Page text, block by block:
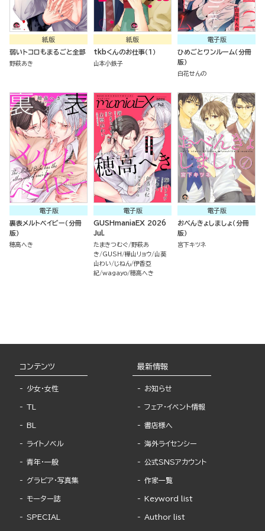
紙版
弱いトコロもまるごと全部
野萩あき
紙版
tkbくんのお仕事（１）
山本小鉄子
電子版
ひめごとワンルーム（分冊
版）
白花せんの
電子版
裏表メルトベイビー（分冊
版）
穂高へき
電子版
GUSHmaniaEX 2026
Jul.
たまきつむぐ 野萩あ
き
GUSH 樺山リョウ 山葵
山わい
じねん 伊香亞
紀 wagayo 穂高へき
電子版
おべんきょしましょ（分冊
版）
宮下キツネ
コンテンツ
少女・女性
TL
BL
ライトノベル
青年・一般
グラビア・写真集
モーター誌
SPECIAL
最新情報
お知らせ
フェア・イベント情報
書店様へ
海外ライセンシー
公式SNSアカウント
作家一覧
Keyword list
Author list